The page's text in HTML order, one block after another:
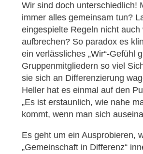
Wir sind doch unterschiedlich!
immer alles gemeinsam tun?
eingespielte Regeln nicht auch
aufbrechen? So paradox es
ein verlässliches „Wir“-Gefühl
Gruppenmitgliedern so viel
sie sich an Differenzierung
Heller hat es einmal auf den
„Es ist erstaunlich, wie nahe
kommt, wenn man sich
Es geht um ein Ausprobieren,
„Gemeinschaft in Differenz“